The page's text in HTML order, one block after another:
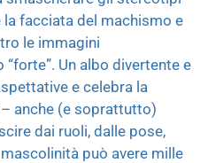
facciata del machismo e
le immagini
Un albo divertente e
e celebra la
anche (e soprattutto)
dai ruoli, dalle pose,
può avere mille